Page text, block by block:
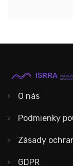
O nás
Podmienky
Zásady
GDPR